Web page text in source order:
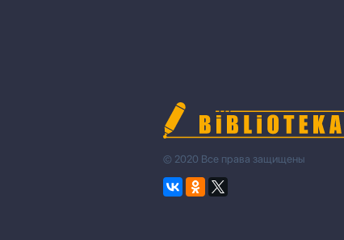
© 2020 Все права защищены